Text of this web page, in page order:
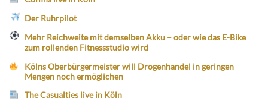
Der Ruhrpilot
Mehr Reichweite mit demselben Akku – oder wie das E-Bike
zum rollenden Fitnessstudio wird
Kölns Oberbürgermeister will Drogenhandel in geringen
Mengen noch ermöglichen
The Casualties live in Köln